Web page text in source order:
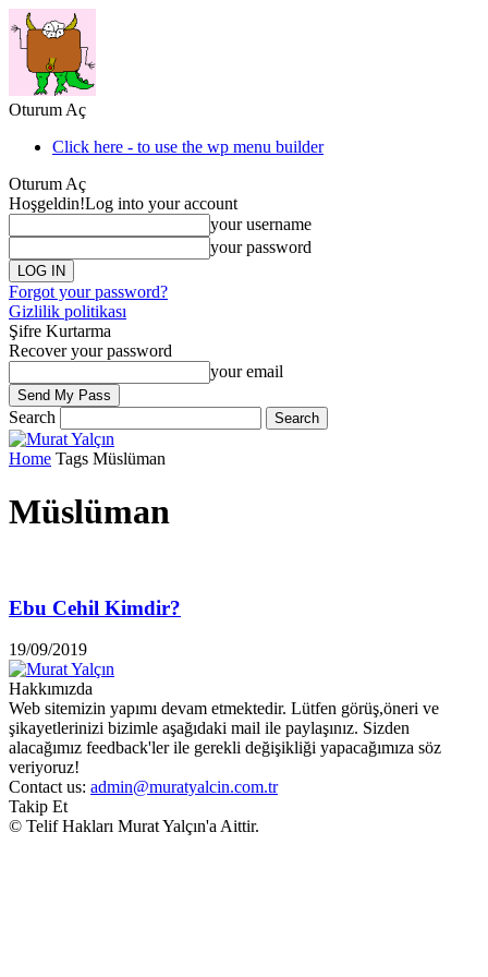
Oturum Aç
Click here - to use the wp menu builder
Oturum Aç
Hoşgeldin!Log into your account
your username
your password
Forgot your password?
Gizlilik politikası
Şifre Kurtarma
Recover your password
your email
Search
Home Tags Müslüman
Müslüman
Ebu Cehil Kimdir?
19/09/2019
Hakkımızda
Web sitemizin yapımı devam etmektedir. Lütfen görüş,öneri ve
şikayetlerinizi bizimle aşağıdaki mail ile paylaşınız. Sizden
alacağımız feedback'ler ile gerekli değişikliği yapacağımıza söz
veriyoruz!
Contact us: admin@muratyalcin.com.tr
Takip Et
© Telif Hakları Murat Yalçın'a Aittir.